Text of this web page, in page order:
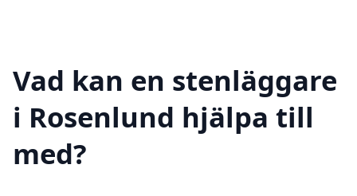
Vad kan en stenläggare
i Rosenlund hjälpa till
med?